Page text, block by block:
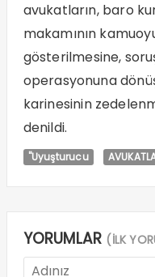
avukatların, baro
makamının
gösterilmesine,
operasyonuna
karinesinin
denildi.
"Uyuşturucu
YORUMLAR (İLK